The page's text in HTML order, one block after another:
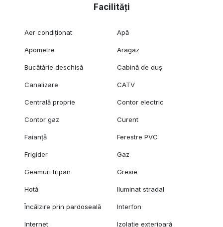
Facilități
Aer condiționat Apă
Apometre Aragaz
Bucătărie deschisă Cabină de duș
Canalizare CATV
Centrală proprie Contor electric
Contor gaz Curent
Faianță Ferestre PVC
Frigider Gaz
Geamuri tripan Gresie
Hotă Iluminat stradal
Încălzire prin pardoseală Interfon
Internet Izolație exterioară